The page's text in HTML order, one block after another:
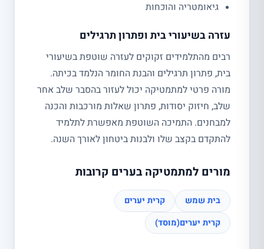
גיאומטריה והוכחות
עזרה בשיעורי בית ופתרון תרגילים
רבים מהתלמידים זקוקים לעזרה שוטפת בשיעורי
בית, פתרון תרגילים והבנת החומר הנלמד בכיתה.
מורה פרטי למתמטיקה יכול לעזור בהסבר שלב אחר
שלב, חיזוק יסודות, פתרון שאלות מורכבות והכנה
למבחנים. התמיכה השוטפת מאפשרת לתלמיד
להתקדם בקצב שלו ולבנות ביטחון לאורך השנה.
מורים למתמטיקה בערים קרובות
בית שמש
קרית יערים
קרית יערים(מוסד)